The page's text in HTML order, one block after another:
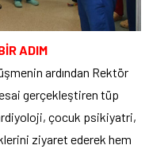
ADIM
ardından Rektör
gerçekleştiren tüp
çocuk psikiyatri,
ziyaret ederek hem